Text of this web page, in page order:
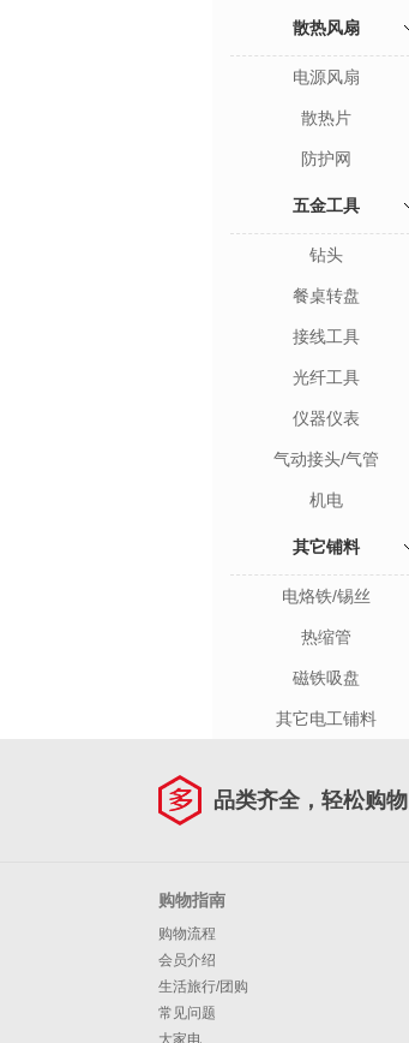
散热风扇
电源风扇
散热片
防护网
五金工具
钻头
餐桌转盘
接线工具
光纤工具
仪器仪表
气动接头/气管
机电
其它铺料
电烙铁/锡丝
热缩管
磁铁吸盘
其它电工铺料
品类齐全，轻松购物
购物指南
购物流程
会员介绍
生活旅行/团购
常见问题
大家电